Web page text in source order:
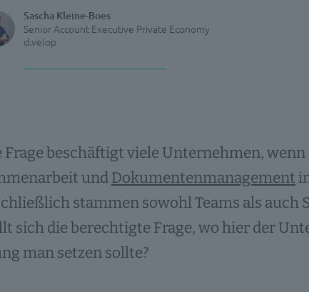
Sascha Kleine-Boes
Senior Account Executive Private Economy
d.velop
Frage beschäftigt viele Unternehmen,
undDokumentenmanagement
stammen sowohl Teams als auch
sich die berechtigte Frage, wo hier der
man setzen sollte?